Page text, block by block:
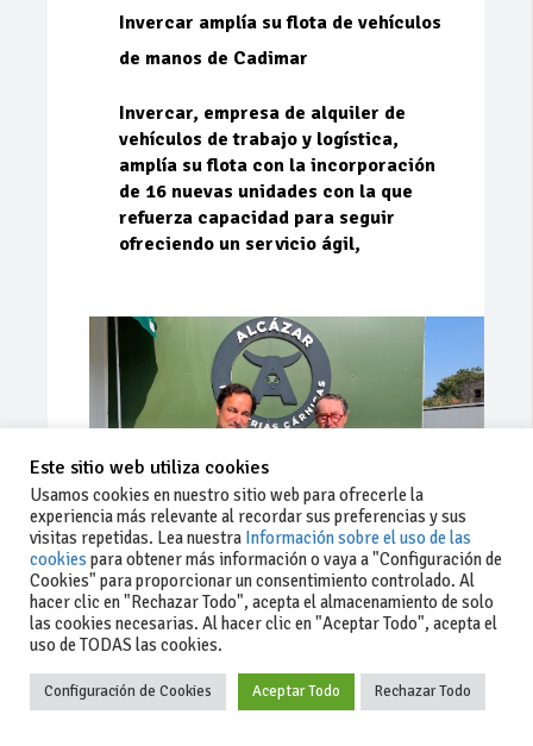
Invercar amplía su flota de vehículos
de manos de Cadimar
Invercar, empresa de alquiler de
vehículos de trabajo y logística,
amplía su flota con la incorporación
de 16 nuevas unidades con la que
refuerza capacidad para seguir
ofreciendo un servicio ágil,
Ago 03, 2026 182 0 0
Cárnicas El Alcazar, patrocinador de
la 42ª Subida a Vejer
Este sitio web utiliza cookies
Usamos cookies en nuestro sitio web para ofrecerle la
experiencia más relevante al recordar sus preferencias y sus
visitas repetidas. Lea nuestra Información sobre el uso de las
cookies para obtener más información o vaya a "Configuración de
Cookies" para proporcionar un consentimiento controlado. Al
hacer clic en "Rechazar Todo", acepta el almacenamiento de solo
las cookies necesarias. Al hacer clic en "Aceptar Todo", acepta el
uso de TODAS las cookies.
Configuración de Cookies Aceptar Todo Rechazar Todo